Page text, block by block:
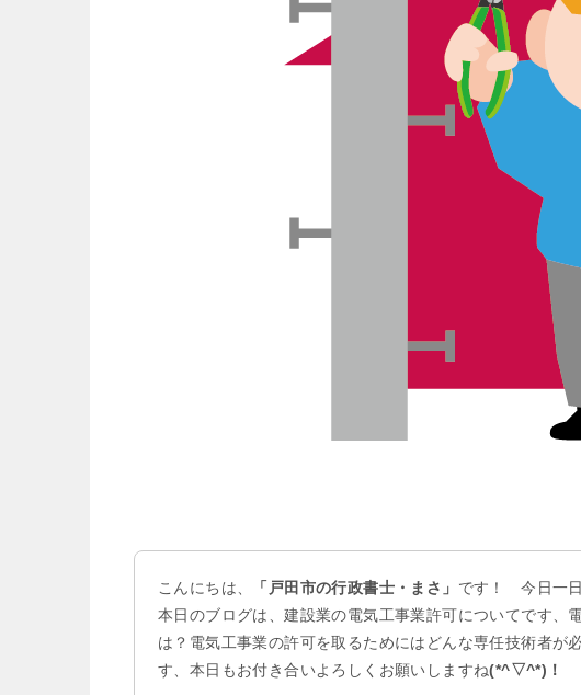
こんにちは、 「戸田市の行政書士・まさ」 です！ 今日一
本日のブログは、建設業の電気工事業許可についてです、
は？電気工事業の許可を取るためにはどんな専任技術者が
す、本日もお付き合いよろしくお願いしますね(*^▽^*)！